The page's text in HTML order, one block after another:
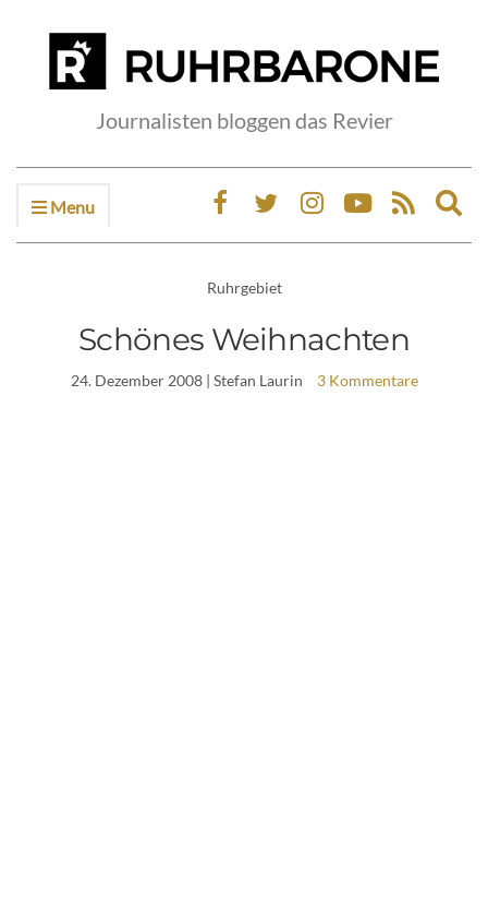
Journalisten bloggen das Revier
Menu
Ruhrgebiet
Schönes Weihnachten
24. Dezember 2008| Stefan Laurin 3 Kommentare